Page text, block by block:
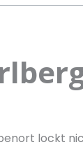
lockt